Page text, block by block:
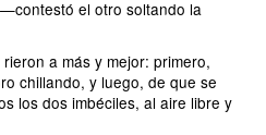
el otro soltando la
a más y mejor: primero,
chillando, y luego, de que se
los dos imbéciles, al aire libre y